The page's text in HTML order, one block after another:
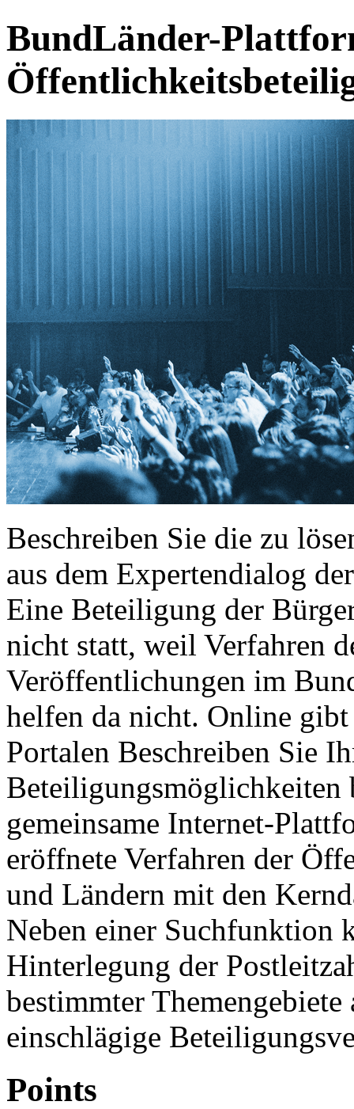
BundLänder-
Beschreiben Sie die zu
aus dem Expertendialog
Eine Beteiligung der
nicht statt, weil Verfahren
Veröffentlichungen im
helfen da nicht. Online
Portalen Beschreiben Sie
Beteiligungsmöglichkeiten
gemeinsame Internet-
eröffnete Verfahren der
und Ländern mit den
Neben einer Suchfunktion
Hinterlegung der
bestimmter
einschlägige
Points